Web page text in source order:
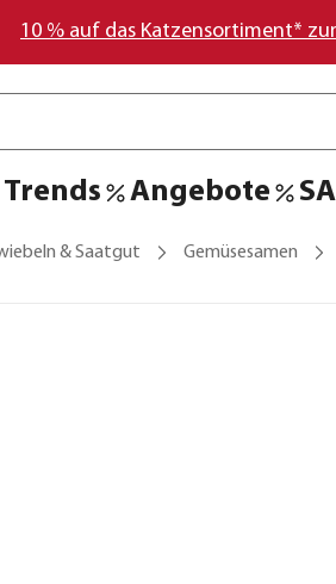
10 % auf das Katzensortiment*
Angebote
& Saatgut Gemüsesamen